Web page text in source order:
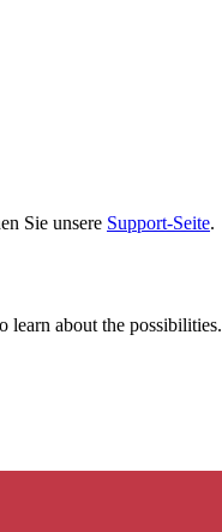
Sie unsere Support-Seite.
learn about the possibilities.